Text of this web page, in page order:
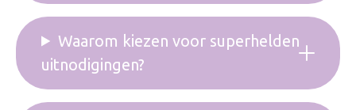
Waarom kiezen voor superhelden
uitnodigingen?